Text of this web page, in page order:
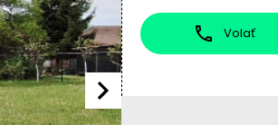
Volať